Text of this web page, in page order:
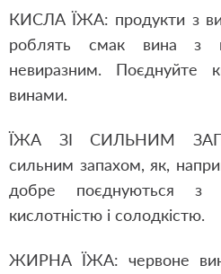
КИСЛА ЇЖА: продукти з
роблять смак вина з
невиразним. Поєднуйте
винами.
ЇЖА ЗІ СИЛЬНИМ
сильним запахом, як,
добре поєднуються з
кислотністю і солодкістю.
ЖИРНА ЇЖА: червоне